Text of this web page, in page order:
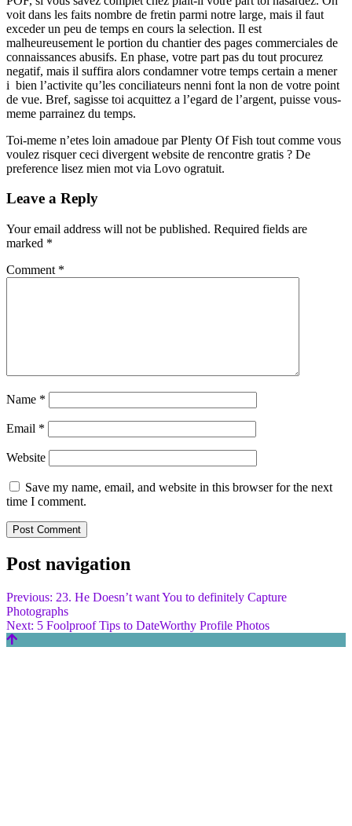
voit dans les faits nombre de fretin parmi notre large, mais il faut
exceder un peu de temps en cours la selection. Il est
malheureusement le portion du chantier des pages commerciales de
connaissances abusifs. En phase, votre part pas du tout procurez
negatif, mais il suffira alors condamner votre temps certain a mener
i bien l’activite qu’les conciliateurs nenni font la non de votre point
de vue. Bref, sagisse toi acquittez a l’egard de l’argent, puisse vous-
meme parrainez du temps.
Toi-meme n’etes loin amadoue par Plenty Of Fish tout comme vous
voulez risquer ceci divergent website de rencontre gratis ? De
preference lisez mien mot via Lovo ogratuit.
Leave a Reply
Your email address will not be published. Required fields are
marked *
Comment *
Name *
Email *
Website
Save my name, email, and website in this browser for the next
time I comment.
Post navigation
Previous: 23. He Doesn’t want You to definitely Capture
Photographs
Next: 5 Foolproof Tips to DateWorthy Profile Photos